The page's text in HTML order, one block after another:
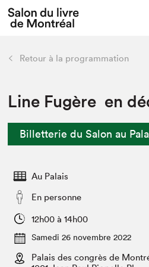
Espace médias
Espace exposant⋅e⋅s
Tout sur l'édition
Actualités
Vidéos et Balados
Club de lecture
retour
Édition 2022
Nous connaître
Projets partenaires 2022
Archives
Liens pratiques
Retour à la programmation
Line Fugère en
Billetterie du Salon au
Au Palais
En personne
12h00 à 14h00
Samedi 26 novembre 2022
Palais des congrès de